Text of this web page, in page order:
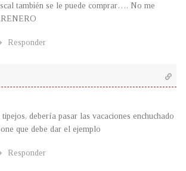
también se le puede comprar…. No me
Responder
debería pasar las vacaciones enchuchado
que debe dar el ejemplo
Responder